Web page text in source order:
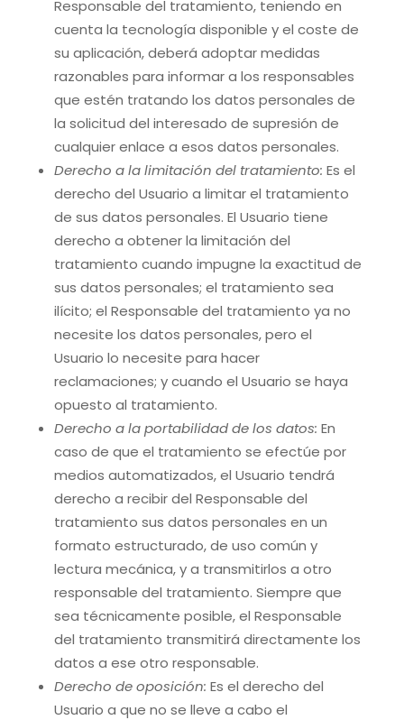
Responsable del tratamiento, teniendo en
cuenta la tecnología disponible y el coste de
su aplicación, deberá adoptar medidas
razonables para informar a los responsables
que estén tratando los datos personales de
la solicitud del interesado de supresión de
cualquier enlace a esos datos personales.
Derecho a la limitación del tratamiento: Es el
derecho del Usuario a limitar el tratamiento
de sus datos personales. El Usuario tiene
derecho a obtener la limitación del
tratamiento cuando impugne la exactitud de
sus datos personales; el tratamiento sea
ilícito; el Responsable del tratamiento ya no
necesite los datos personales, pero el
Usuario lo necesite para hacer
reclamaciones; y cuando el Usuario se haya
opuesto al tratamiento.
Derecho a la portabilidad de los datos: En
caso de que el tratamiento se efectúe por
medios automatizados, el Usuario tendrá
derecho a recibir del Responsable del
tratamiento sus datos personales en un
formato estructurado, de uso común y
lectura mecánica, y a transmitirlos a otro
responsable del tratamiento. Siempre que
sea técnicamente posible, el Responsable
del tratamiento transmitirá directamente los
datos a ese otro responsable.
Derecho de oposición: Es el derecho del
Usuario a que no se lleve a cabo el